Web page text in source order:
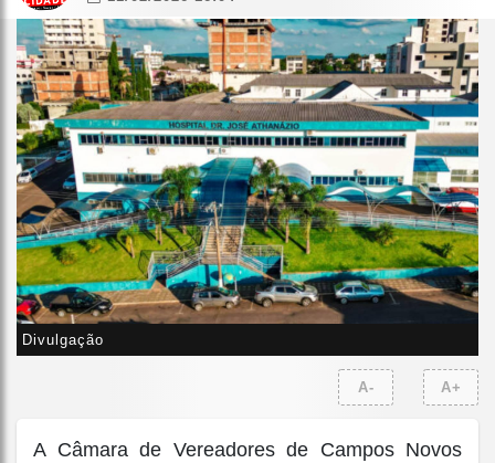
Divulgação
A- A+
A Câmara de Vereadores de Campos Novos